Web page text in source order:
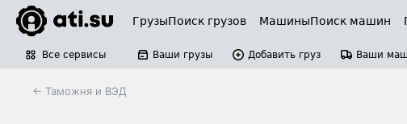
ГрузыПоиск грузов МашиныПоиск машин
Все сервисы Ваши грузы Добавить груз Ваши
← Таможня и ВЭД